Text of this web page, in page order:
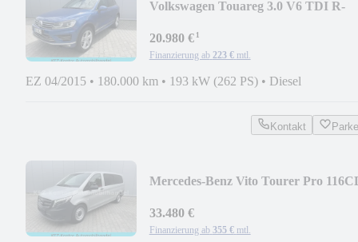
Volkswagen Touareg 3.0 V6 TDI R-
20.980 €¹
Finanzierung ab 223 € mtl.
EZ 04/2015 • 180.000 km • 193 kW (262 PS) • Diesel
Kontakt
Mercedes-Benz Vito Tourer Pro
33.480 €
Finanzierung ab 355 € mtl.